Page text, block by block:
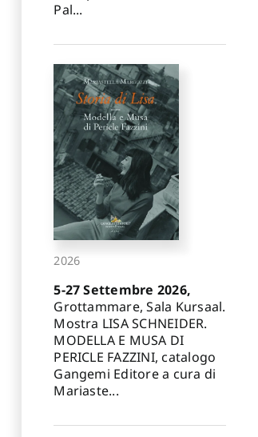
Pal...
2026
5-27 Settembre 2026,
Grottammare, Sala Kursaal.
Mostra LISA SCHNEIDER.
MODELLA E MUSA DI
PERICLE FAZZINI, catalogo
Gangemi Editore a cura di
Mariaste...